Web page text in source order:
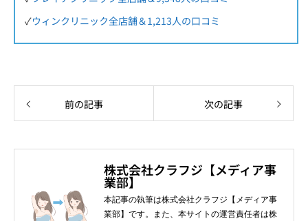
✓ウィンクリニック全店舗＆1,213人の口コミ
前の記事 次の記事
株式会社クラフジ【メディア事
業部】
本記事の執筆は株式会社クラフジ【メディア事
業部】です。また、本サイトの運営責任者は株